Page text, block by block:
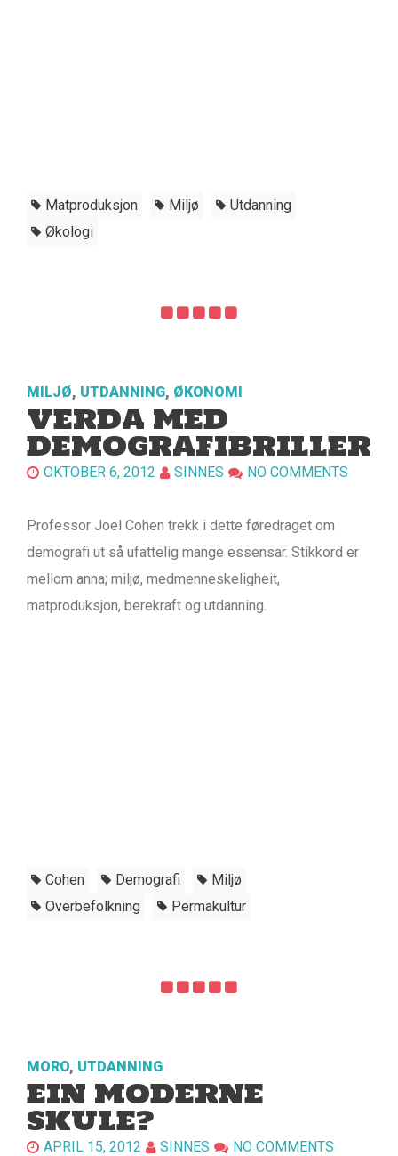
Matproduksjon Miljø
Utdanning
Økologi
MILJØ, UTDANNING, ØKONOMI
VERDA MED
DEMOGRAFIBRILLER
OKTOBER 6, 2012 SINNES NO COMMENTS
Professor Joel Cohen trekk i dette føredraget om
demografi ut så ufattelig mange essensar. Stikkord er
mellom anna; miljø, medmenneskeligheit,
matproduksjon, berekraft og utdanning.
Cohen Demografi
Miljø
Overbefolkning
Permakultur
MORO, UTDANNING
EIN MODERNE
SKULE?
APRIL 15, 2012 SINNES NO COMMENTS